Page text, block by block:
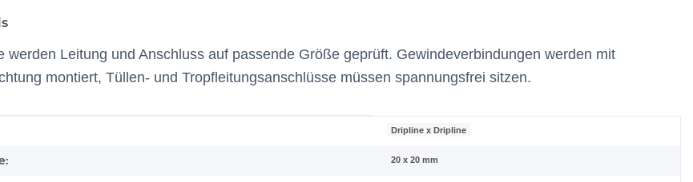
werden Leitung und Anschluss auf passende Größe geprüft. Gewindeverbindungen werden mit
montiert, Tüllen- und Tropfleitungsanschlüsse müssen spannungsfrei sitzen.
Dripline x Dripline
20 x 20 mm